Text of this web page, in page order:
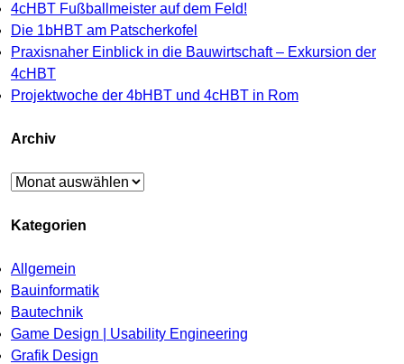
4cHBT Fußballmeister auf dem Feld!
Die 1bHBT am Patscherkofel
Praxisnaher Einblick in die Bauwirtschaft – Exkursion der
4cHBT
Projektwoche der 4bHBT und 4cHBT in Rom
Archiv
Archiv
Kategorien
Allgemein
Bauinformatik
Bautechnik
Game Design | Usability Engineering
Grafik Design